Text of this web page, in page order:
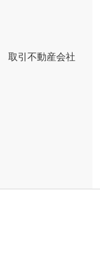
取引不動産会社